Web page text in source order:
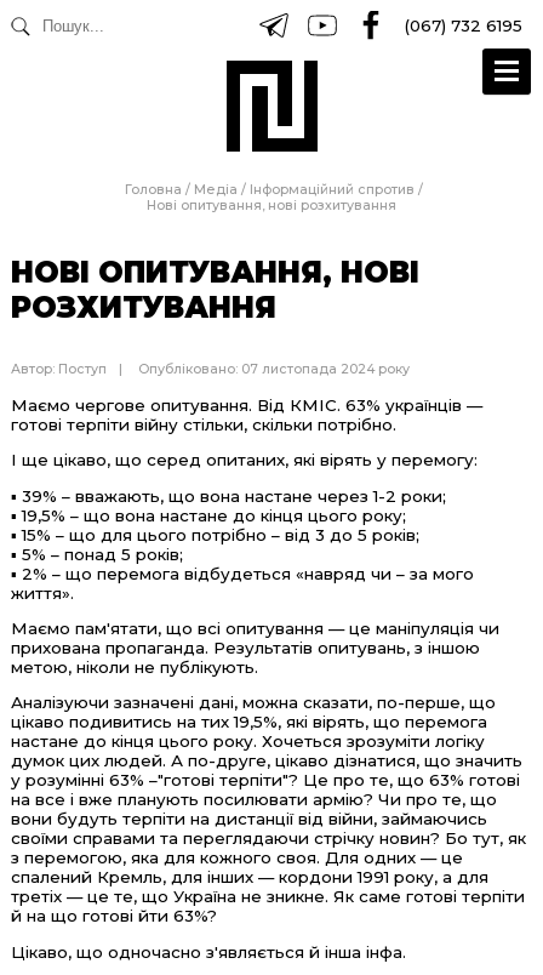
(067) 732 6195
Головна / Медіа / Інформаційний спротив /
Нові опитування, нові розхитування
НОВІ ОПИТУВАННЯ, НОВІ
РОЗХИТУВАННЯ
Автор: Поступ Опубліковано: 07 листопада 2024 року
Маємо чергове опитування. Від КМІС. 63% українців —
готові терпіти війну стільки, скільки потрібно.
І ще цікаво, що серед опитаних, які вірять у перемогу:
▪️ 39% –вважають, що вона настане через 1-2 роки;
▪️ 19,5% – що вона настане до кінця цього року;
▪️ 15% – що для цього потрібно –від 3 до 5 років;
▪️ 5% –понад 5 років;
▪️ 2% – що перемога відбудеться «навряд чи –за мого
життя».
Маємо пам'ятати, що всі опитування — це маніпуляція чи
прихована пропаганда. Результатів опитувань, з іншою
метою, ніколи не публікують.
Аналізуючи зазначені дані, можна сказати, по-перше, що
цікаво подивитись на тих 19,5%, які вірять, що перемога
настане до кінця цього року. Хочеться зрозуміти логіку
думок цих людей. А по-друге, цікаво дізнатися, що значить
у розумінні 63% –"готові терпіти"? Це про те, що 63% готові
на все і вже планують посилювати армію? Чи про те, що
вони будуть терпіти на дистанції від війни, займаючись
своїми справами та переглядаючи стрічку новин? Бо тут, як
з перемогою, яка для кожного своя. Для одних — це
спалений Кремль, для інших — кордони 1991 року, а для
третіх — це те, що Україна не зникне. Як саме готові терпіти
й на що готові йти 63%?
Цікаво, що одночасно з'являється й інша інфа.